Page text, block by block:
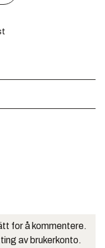
for å kommentere.
av brukerkonto.